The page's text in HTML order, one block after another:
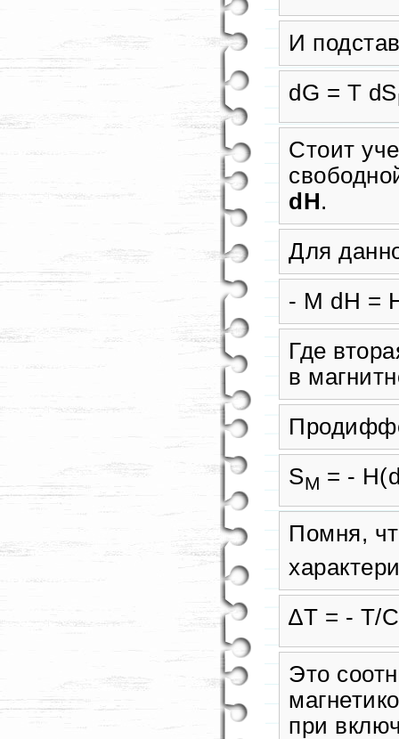
И
dG = T dS
Стоит
dH.
Для
- M dH =
Где
в
SM = -
Помня,
∆T = - T/C
Это
при